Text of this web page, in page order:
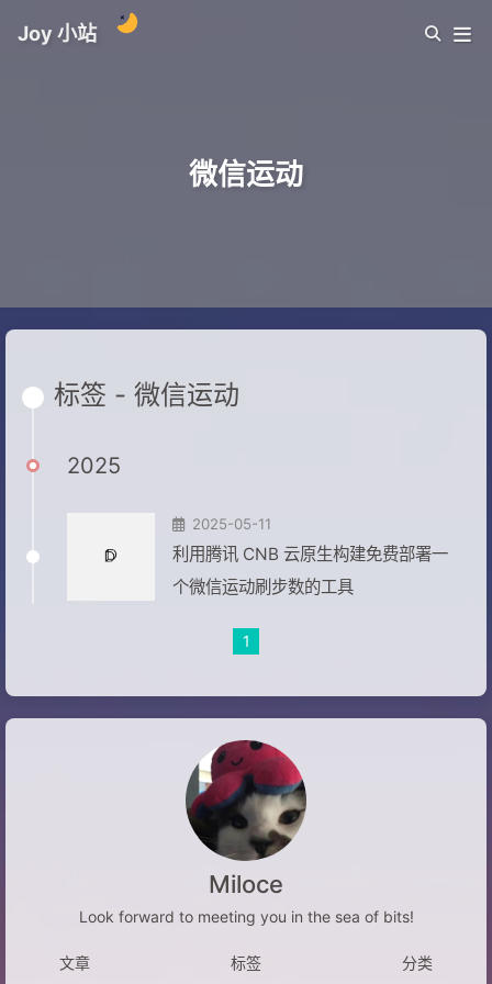
Joy 小站
微信运动
标签 - 微信运动
2025
2025-05-11
利用腾讯 CNB 云原生构建免费部署一
个微信运动刷步数的工具
1
Miloce
Look forward to meeting you in the sea of bits!
文章 标签 分类